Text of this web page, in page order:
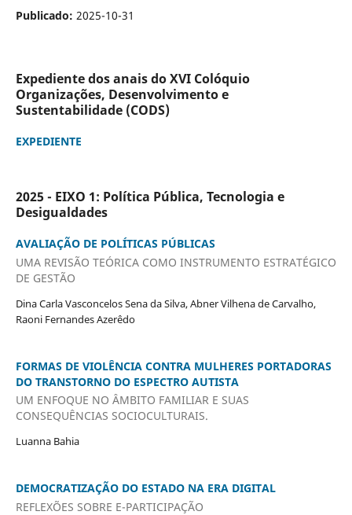
Publicado: 2025-10-31
Expediente dos anais do XVI Colóquio
Organizações, Desenvolvimento e
Sustentabilidade (CODS)
EXPEDIENTE
2025 - EIXO 1: Política Pública, Tecnologia e
Desigualdades
AVALIAÇÃO DE POLÍTICAS PÚBLICAS
UMA REVISÃO TEÓRICA COMO INSTRUMENTO ESTRATÉGICO
DE GESTÃO
Dina Carla Vasconcelos Sena da Silva, Abner Vilhena de Carvalho,
Raoni Fernandes Azerêdo
FORMAS DE VIOLÊNCIA CONTRA MULHERES PORTADORAS
DO TRANSTORNO DO ESPECTRO AUTISTA
UM ENFOQUE NO ÂMBITO FAMILIAR E SUAS
CONSEQUÊNCIAS SOCIOCULTURAIS.
Luanna Bahia
DEMOCRATIZAÇÃO DO ESTADO NA ERA DIGITAL
REFLEXÕES SOBRE E-PARTICIPAÇÃO